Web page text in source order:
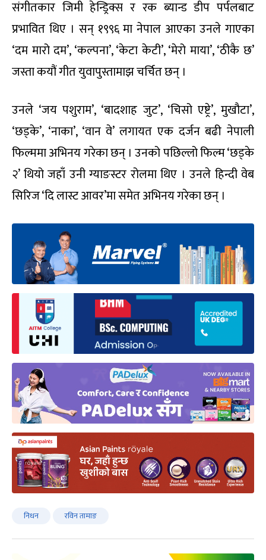
संगीतकार जिमी हेन्ड्रिक्स र रक ब्यान्ड डीप पर्पलबाट
प्रभावित थिए । सन् १९९६ मा नेपाल आएका उनले गाएका
‘दम मारो दम’, ‘कल्पना’, ‘केटा केटी’, ‘मेरो माया’, ‘ठीकै छ’
जस्ता कयौं गीत युवापुस्तामाझ चर्चित छन् ।
उनले ‘जय पशुराम’, ‘बादशाह जुट’, ‘चिसो एष्ट्रे’, मुखौटा’,
‘छड्के’, ‘नाका’, ‘वान वे’ लगायत एक दर्जन बढी नेपाली
फिल्ममा अभिनय गरेका छन् । उनको पछिल्लो फिल्म ‘छड्के
२’ थियो जहाँ उनी ग्याङस्टर रोलमा थिए । उनले हिन्दी वेब
सिरिज ‘दि लास्ट आवर’मा समेत अभिनय गरेका छन् ।
निधन रविन तामाङ